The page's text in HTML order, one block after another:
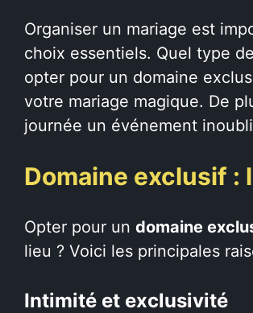
Organiser un mariage est
choix essentiels. Quel type
opter pour un domaine
votre mariage magique. De
journée un événement
Domaine exclusif :
Opter pour un domaine
lieu ? Voici les principales
Intimité et exclusivité